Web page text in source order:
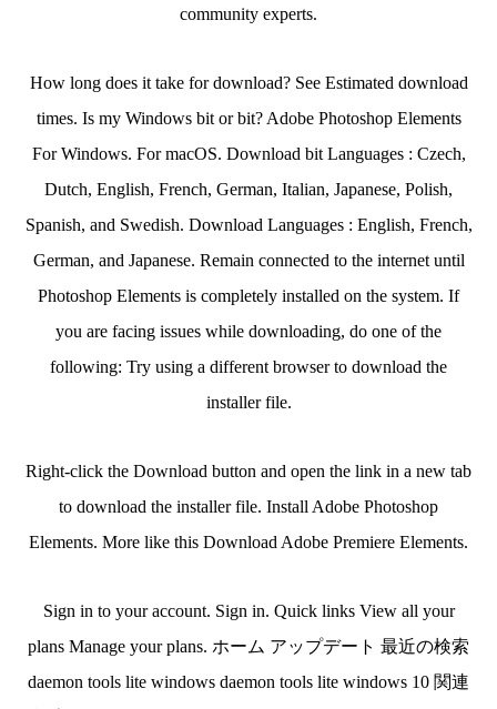
community experts.
How long does it take for download? See Estimated download
times. Is my Windows bit or bit? Adobe Photoshop Elements
For Windows. For macOS. Download bit Languages : Czech,
Dutch, English, French, German, Italian, Japanese, Polish,
Spanish, and Swedish. Download Languages : English, French,
German, and Japanese. Remain connected to the internet until
Photoshop Elements is completely installed on the system. If
you are facing issues while downloading, do one of the
following: Try using a different browser to download the
installer file.
Right-click the Download button and open the link in a new tab
to download the installer file. Install Adobe Photoshop
Elements. More like this Download Adobe Premiere Elements.
Sign in to your account. Sign in. Quick links View all your
plans Manage your plans. ホーム アップデート 最近の検索
daemon tools lite windows daemon tools lite windows 10 関連